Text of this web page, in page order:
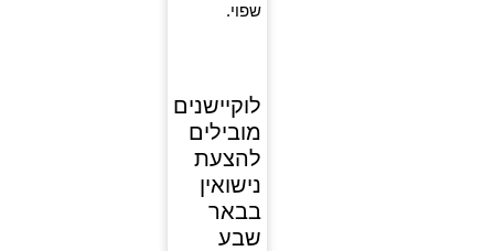
שפוי.
לוקיישנים
מובילים
להצעת
נישואין
בבאר
שבע